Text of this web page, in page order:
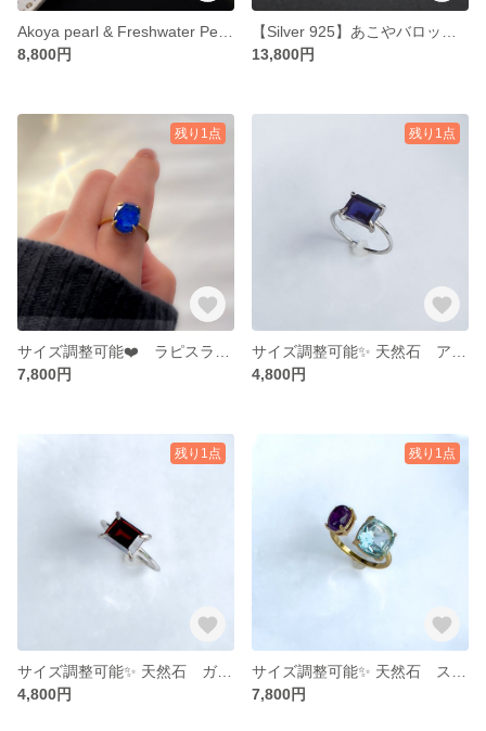
8,800円
13,800円
残り1点
7,800円
残り1点
4,800円
残り1点
サイズ調整可能✨ 天然石 ガーネット シルバー925製のリング ギフトボックス入り
4,800円
残り1点
7,800円